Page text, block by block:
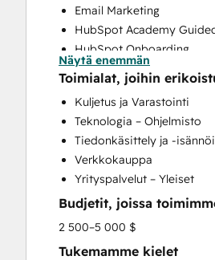
Email Marketing
HubSpot Academy
HubSpot Onboarding
Paid Advertising
Programmable
Sales and Marketing
Search Engine Optimization
Social Media
Website Development
Website Migration
Näytä enemmän
Toimialat, joihin
Kuljetus ja Varastointi
Teknologia – Ohjelmisto
Tiedonkäsittely ja -
Verkkokauppa
Yrityspalvelut – Yleiset
Budjetit, joissa
2 500–5 000 $
Tukemamme kielet